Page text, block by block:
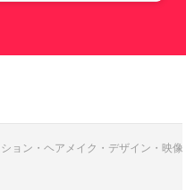
ョン・ヘアメイク・デザイン・映